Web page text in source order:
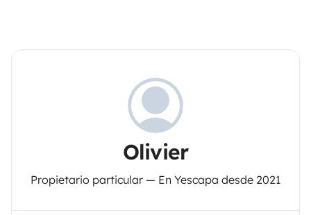
Olivier
Propietario particular — En Yescapa desde 2021